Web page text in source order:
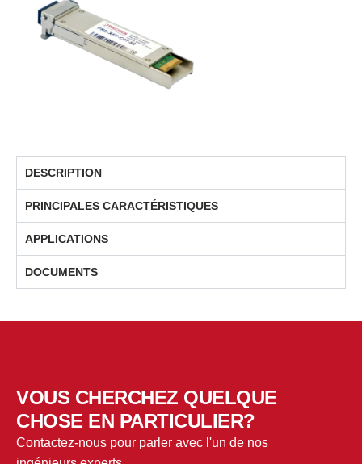
DESCRIPTION
PRINCIPALES CARACTÉRISTIQUES
APPLICATIONS
DOCUMENTS
VOUS CHERCHEZ QUELQUE
CHOSE EN PARTICULIER?
Contactez-nous pour parler avec l'un de nos